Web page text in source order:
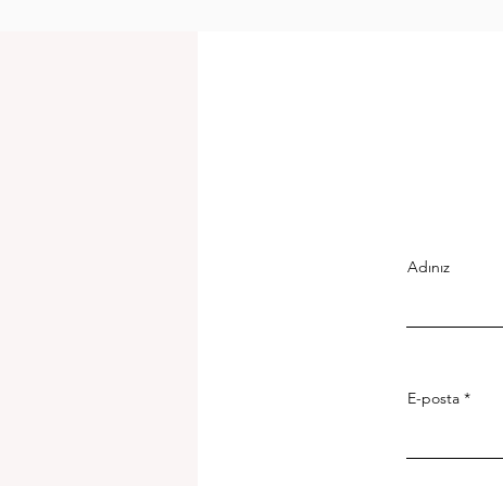
Adınız
E-posta